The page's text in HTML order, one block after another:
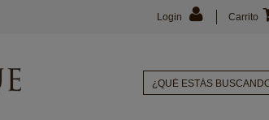
Carrito
Login